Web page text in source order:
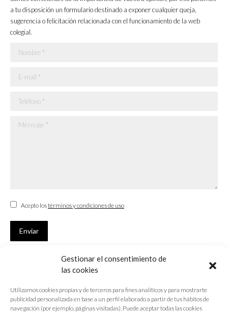
Gestionar el consentimiento de
las cookies
Utilizamos cookies propias y de terceros para fines analíticos y para mostrarte
publicidad personalizada en base a un perfil elaborado a partir de tus hábitos de
navegación (por ejemplo, páginas visitadas). Puede aceptar todas las cookies
new
window
new
window
new
window
new
window
a tu disposición un formulario destinado a exponer cualquier queja,
sugerencia o felicitación relacionada con el funcionamiento de la web
colegial.
Nombre *
E-mail *
Teléfono *
Mensaje *
Acepto lostérminos y condiciones de uso
Enviar
que desarrolla el Colegio de Arquitectos de Cádiz
Nombre *